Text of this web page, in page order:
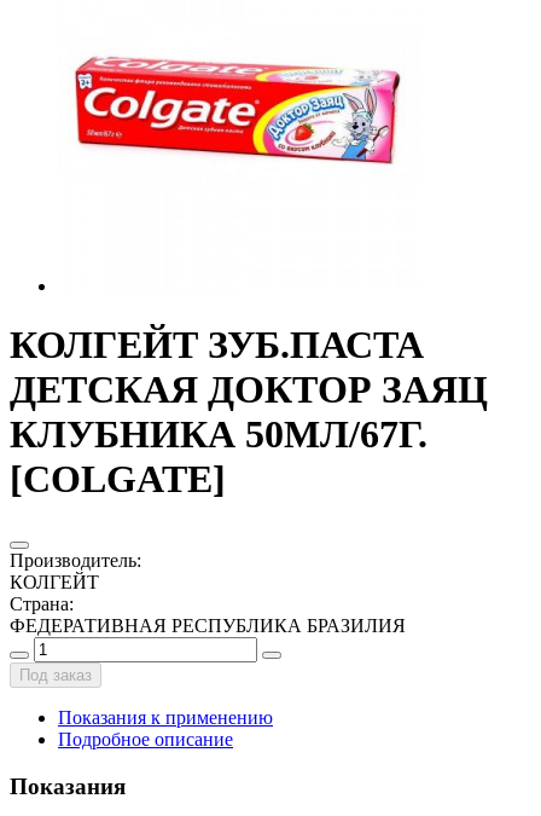
КОЛГЕЙТ ЗУБ.ПАСТА
ДЕТСКАЯ ДОКТОР ЗАЯЦ
КЛУБНИКА 50МЛ/67Г.
[COLGATE]
Производитель:
КОЛГЕЙТ
Страна:
ФЕДЕРАТИВНАЯ РЕСПУБЛИКА БРАЗИЛИЯ
Под заказ
Показания к применению
Подробное описание
Показания